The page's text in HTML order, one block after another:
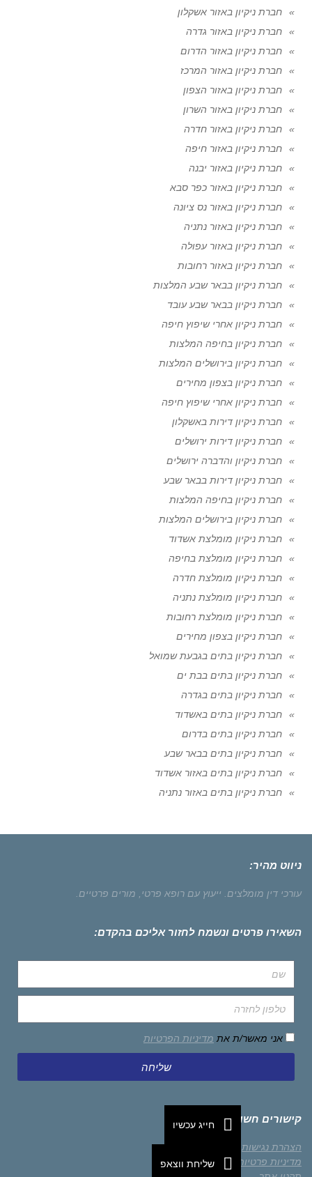
חברת ניקיון באזור אשקלון
חברת ניקיון באזור גדרה
חברת ניקיון באזור הדרום
חברת ניקיון באזור המרכז
חברת ניקיון באזור הצפון
חברת ניקיון באזור השרון
חברת ניקיון באזור חדרה
חברת ניקיון באזור חיפה
חברת ניקיון באזור יבנה
חברת ניקיון באזור כפר סבא
חברת ניקיון באזור נס ציונה
חברת ניקיון באזור נתניה
חברת ניקיון באזור עפולה
חברת ניקיון באזור רחובות
חברת ניקיון בבאר שבע המלצות
חברת ניקיון בבאר שבע עובד
חברת ניקיון אחרי שיפוץ חיפה
חברת ניקיון בחיפה המלצות
חברת ניקיון בירושלים המלצות
חברת ניקיון בצפון מחירים
חברת ניקיון אחרי שיפוץ חיפה
חברת ניקיון דירות באשקלון
חברת ניקיון דירות ירושלים
חברת ניקיון והדברה ירושלים
חברת ניקיון דירות בבאר שבע
חברת ניקיון בחיפה המלצות
חברת ניקיון בירושלים המלצות
חברת ניקיון מומלצת אשדוד
חברת ניקיון מומלצת בחיפה
חברת ניקיון מומלצת חדרה
חברת ניקיון מומלצת נתניה
חברת ניקיון מומלצת רחובות
חברת ניקיון בצפון מחירים
חברת ניקיון בתים בגבעת שמואל
חברת ניקיון בתים בבת ים
חברת ניקיון בתים בגדרה
חברת ניקיון בתים באשדוד
חברת ניקיון בתים בדרום
חברת ניקיון בתים בבאר שבע
חברת ניקיון בתים באזור אשדוד
חברת ניקיון בתים באזור נתניה
ניווט מהיר:
עורכי דין מומלצים. ייעוץ עם רופא פרטי, מורים פרטיים.
השאירו פרטים ונשמח לחזור אליכם בהקדם:
אני מאשר/ת את מדיניות הפרטיות
שליחה
קישורים חשובים
הצהרת נגישות
מדיניות פרטיות
חייג עכשיו
שליחת ווצאפ